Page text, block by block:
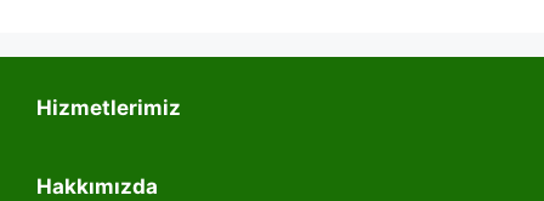
Hizmetlerimiz
Hakkımızda